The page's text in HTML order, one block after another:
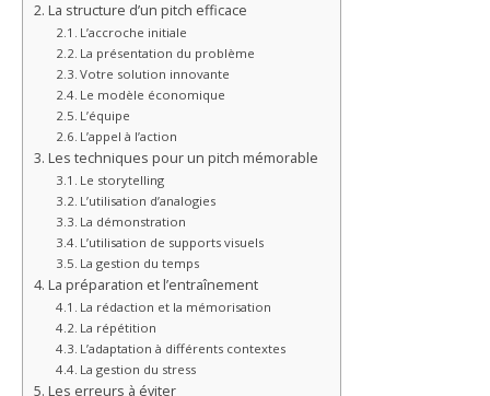
La structure d’un pitch efficace
L’accroche initiale
La présentation du problème
Votre solution innovante
Le modèle économique
L’équipe
L’appel à l’action
Les techniques pour un pitch mémorable
Le storytelling
L’utilisation d’analogies
La démonstration
L’utilisation de supports visuels
La gestion du temps
La préparation et l’entraînement
La rédaction et la mémorisation
La répétition
L’adaptation à différents contextes
La gestion du stress
Les erreurs à éviter